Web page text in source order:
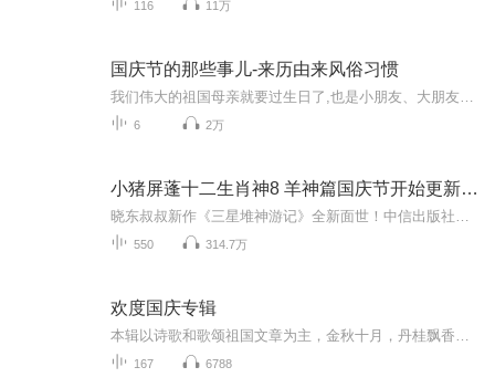
116 11万
国庆节的那些事儿-来历由来风俗习惯
6 2万
小猪屏蓬十二生肖神8 羊神篇国庆节开始更新啦！
550 314.7万
欢度国庆专辑
167 6788